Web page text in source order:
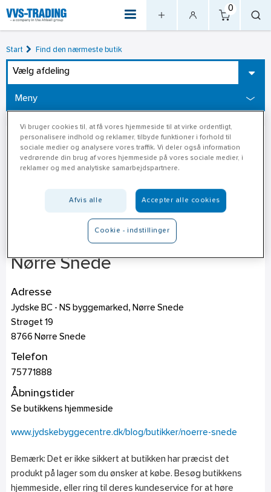
0
Start Find den nærmeste butik
Vælg afdeling
Meny
Jydske BC - NS byggemarked,
Nørre Snede
Adresse
Jydske BC - NS byggemarked, Nørre Snede
Strøget 19
8766 Nørre Snede
Telefon
75771888
Åbningstider
Se butikkens hjemmeside
www.jydskebyggecentre.dk/blog/butikker/noerre-snede
Bemærk: Det er ikke sikkert at butikken har præcist det
produkt på lager som du ønsker at købe. Besøg butikkens
hjemmeside, eller ring til deres kundeservice for at høre
Vi bruger cookies til, at få vores hjemmeside til at virke ordentligt,
personalisere indhold og reklamer, tilbyde funktioner i forhold til
sociale medier og analysere vores traffik. Vi deler også information
vedrørende din brug af vores hjemmeside på vores sociale medier, i
reklamer og med analytiske samarbejdspartnere.
Afvis alle Accepter alle cookies
Cookie - indstillinger